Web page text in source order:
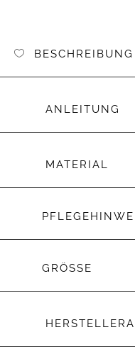
BESCHREIBUNG
ANLEITUNG
MATERIAL
GRÖSSE